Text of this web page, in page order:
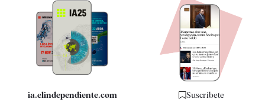
Quiénes somos
Especificaciones
ia.elindependiente.com Suscríbete